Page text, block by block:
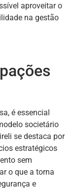
aproveitar o
na gestão
é essencial
societário
se destaca por
estratégicos
sem
o que a torna
e